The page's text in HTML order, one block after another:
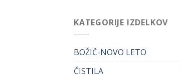
KATEGORIJE IZDELKOV
BOŽIČ-NOVO LETO
ČISTILA